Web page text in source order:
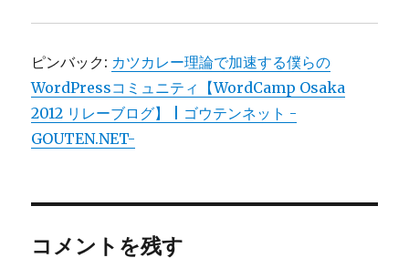
ピンバック: カツカレー理論で加速する僕らの
WordPressコミュニティ【WordCamp Osaka
2012 リレーブログ】 | ゴウテンネット -
GOUTEN.NET-
コメントを残す